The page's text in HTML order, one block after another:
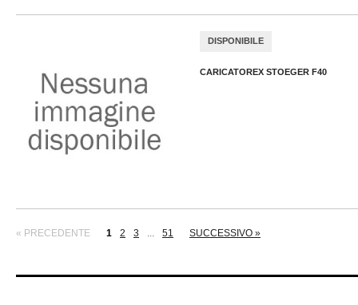
DISPONIBILE
CARICATOREX STOEGER F40
« PRECEDENTE 1 2 3 ... 51 SUCCESSIVO »